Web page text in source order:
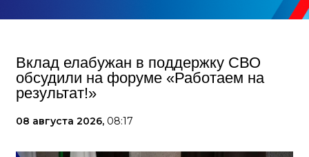
Вклад елабужан в поддержку СВО
обсудили на форуме «Работаем на
результат!»
08 августа 2026, 08:17